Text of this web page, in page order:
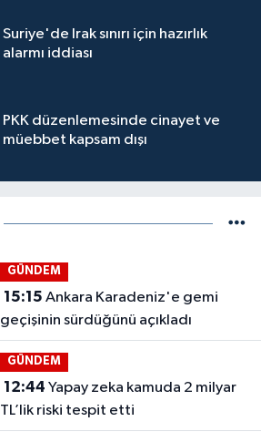
Suriye'de Irak sınırı için hazırlık
alarmı iddiası
PKK düzenlemesinde cinayet ve
müebbet kapsam dışı
GÜNDEM
15:15
geçişinin sürdüğünü açıkladı
GÜNDEM
12:44
TL’lik riski tespit etti